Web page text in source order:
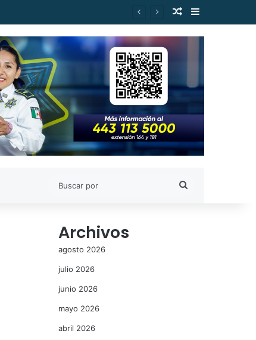
Publicación al
Barra lateral
Archivos
agosto 2026
julio 2026
junio 2026
mayo 2026
abril 2026